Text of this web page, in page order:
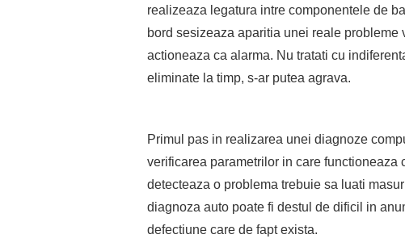
realizeaza legatura intre componentele de
bord sesizeaza aparitia unei reale
actioneaza ca alarma. Nu tratati cu
eliminate la timp, s-ar putea agrava.
Primul pas in realizarea unei diagnoze
verificarea parametrilor in care
detecteaza o problema trebuie sa luati
diagnoza auto poate fi destul de dificil in
defectiune care de fapt exista.